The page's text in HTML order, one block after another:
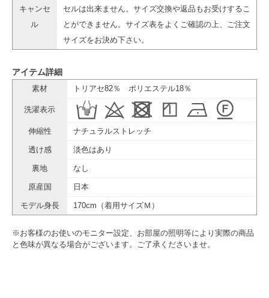
キャンセ
ル
セルは出来ません。サイズ交換や返品もお受けするこ
とができません。サイズ表をよくご確認の上、ご注文
サイズをお決め下さい。
アイテム詳細
素材 トリアセ82％ ポリエステル18％
洗濯表示
伸縮性 ナチュラルストレッチ
透け感 淡色はあり
裏地 なし
原産国 日本
モデル身長 170cm（着用サイズＭ）
※お客様のお使いのモニター設定、お部屋の照明等により実際の商品
と色味が異なる場合がございます。ご了承くださいませ。